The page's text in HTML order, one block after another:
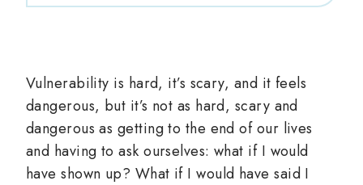
Vulnerability is hard, it’s scary, and it feels
dangerous, but it’s not as hard, scary and
dangerous as getting to the end of our lives
and having to ask ourselves: what if I would
have shown up? What if I would have said I